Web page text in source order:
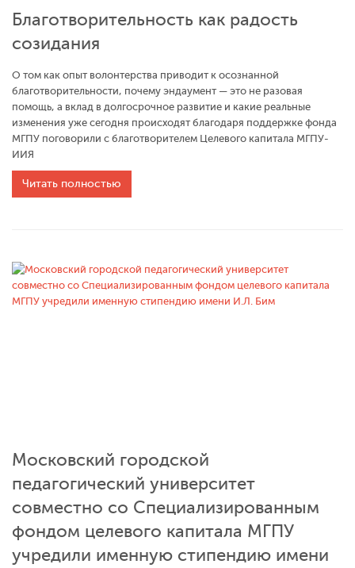
Благотворительность как радость
созидания
О том как опыт волонтерства приводит к осознанной
благотворительности, почему эндаумент — это не разовая
помощь, а вклад в долгосрочное развитие и какие реальные
изменения уже сегодня происходят благодаря поддержке фонда
МГПУ поговорили с благотворителем Целевого капитала МГПУ-
ИИЯ
Читать полностью
Московский городской
педагогический университет
совместно со Специализированным
фондом целевого капитала МГПУ
учредили именную стипендию имени